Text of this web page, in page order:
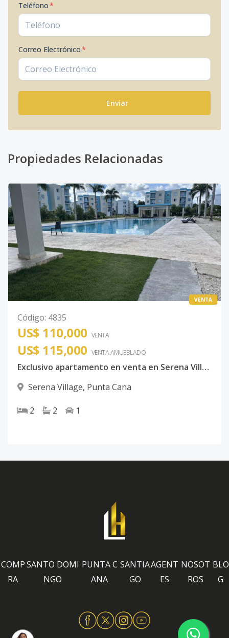
Teléfono*
Correo Electrónico*
Enviar
Propiedades Relacionadas
VENTA
Código: 4835
US$ 110,000 VENTA
US$ 115,000 VENTA AMUEBLADO
Exclusivo apartamento en venta en Serena Village en Punta Cana
Serena Village, Punta Cana
2 2 1
COMP
RA
SANTO DOMI
NGO
PUNTA C
ANA
SANTIA
GO
AGENT
ES
NOSOT
ROS
BLO
G